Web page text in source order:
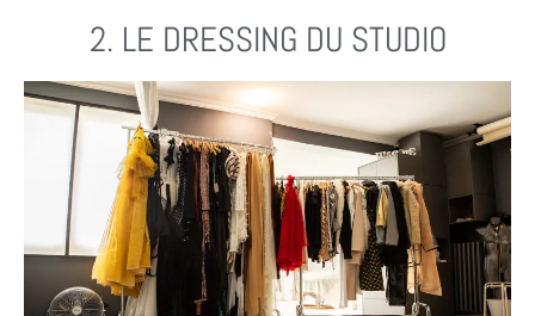
2. LE DRESSING DU STUDIO